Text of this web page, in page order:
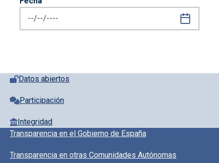
Pie de página con iconos
Datos abiertos
Participación
Integridad
Pie de pagina información
Transparencia en el Gobierno de España
Transparencia en otras Comunidades Autónomas